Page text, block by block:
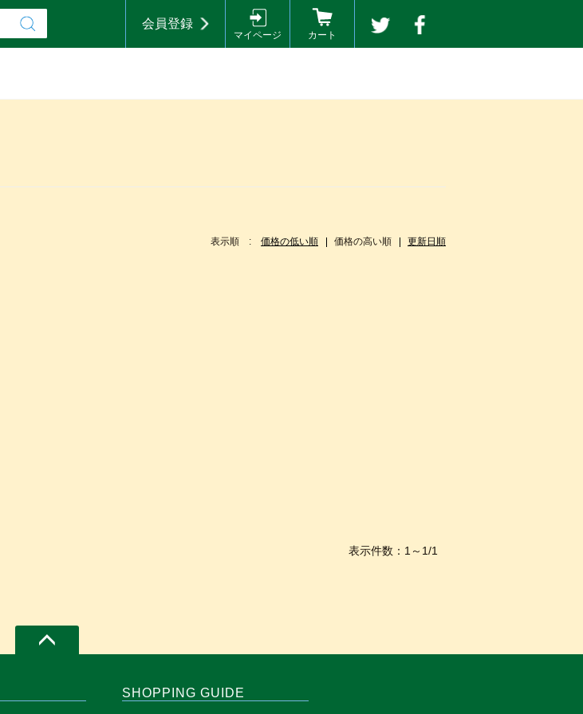
会員登録
マイページ カート
表示順 : 価格の低い順 価格の高い順 更新日順
表示件数：1～1/1
SHOPPING GUIDE